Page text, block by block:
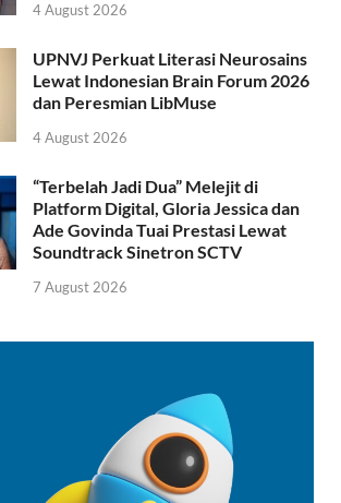
4 August 2026
UPNVJ Perkuat Literasi Neurosains
Lewat Indonesian Brain Forum 2026
dan Peresmian LibMuse
4 August 2026
“Terbelah Jadi Dua” Melejit di
Platform Digital, Gloria Jessica dan
Ade Govinda Tuai Prestasi Lewat
Soundtrack Sinetron SCTV
7 August 2026